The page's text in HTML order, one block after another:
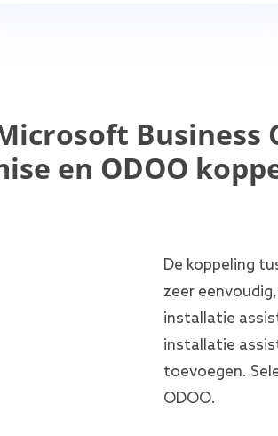
Business
en ODOO
De koppeling
zeer
installatie
installatie
toevoegen.
ODOO.